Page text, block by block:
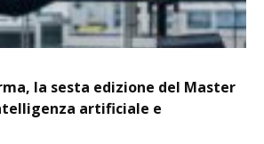
la sesta edizione del Master
artificiale e